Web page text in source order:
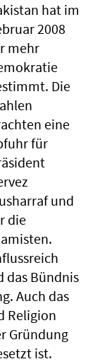
hat im
2008
mehr
Die
eine
für
und
die
das Bündnis
Auch das
Religion
Gründung
ist.